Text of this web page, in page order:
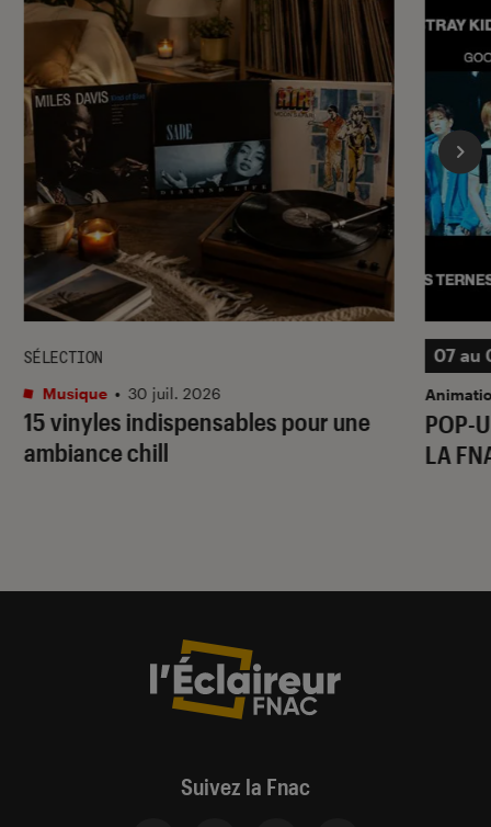
15 vinyles indispensables pour une
ambiance chill
SÉLECTION
Musique • 30 juil. 2026
POP-
LA
07 au
Suivez la Fnac